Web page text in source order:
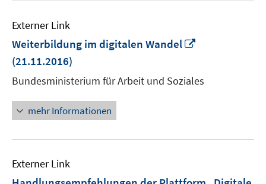
Externer Link
Weiterbildung im digitalen Wandel
öffnen
(21.11.2016)
Bundesministerium für Arbeit und Soziales
mehr Informationen
Externer Link